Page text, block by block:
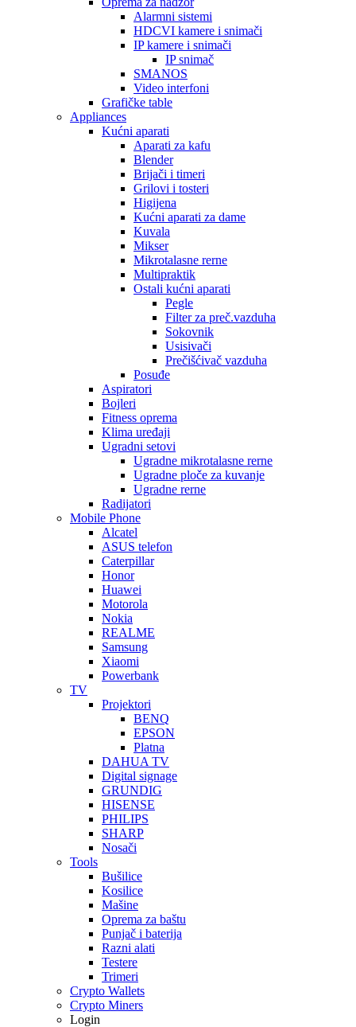
Alarmni sistemi
HDCVI kamere i snimači
IP kamere i snimači
IP snimač
SMANOS
Video interfoni
Grafičke table
Appliances
Kućni aparati
Aparati za kafu
Blender
Brijači i timeri
Grilovi i tosteri
Higijena
Kućni aparati za dame
Kuvala
Mikser
Mikrotalasne rerne
Multipraktik
Ostali kućni aparati
Pegle
Filter za preč.vazduha
Sokovnik
Usisivači
Prečišćivač vazduha
Posuđe
Aspiratori
Bojleri
Fitness oprema
Klima uređaji
Ugradni setovi
Ugradne mikrotalasne rerne
Ugradne ploče za kuvanje
Ugradne rerne
Radijatori
Mobile Phone
Alcatel
ASUS telefon
Caterpillar
Honor
Huawei
Motorola
Nokia
REALME
Samsung
Xiaomi
Powerbank
TV
Projektori
BENQ
EPSON
Platna
DAHUA TV
Digital signage
GRUNDIG
HISENSE
PHILIPS
SHARP
Nosači
Tools
Bušilice
Kosilice
Mašine
Oprema za baštu
Punjač i baterija
Razni alati
Testere
Trimeri
Crypto Wallets
Crypto Miners
Login